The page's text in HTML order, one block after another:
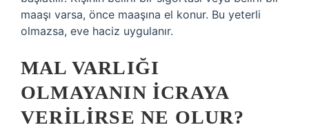
maaşı varsa, önce maaşına el konur. Bu yeterli
olmazsa, eve haciz uygulanır.
MAL VARLIĞI
OLMAYANIN ICRAYA
VERILIRSE NE OLUR?